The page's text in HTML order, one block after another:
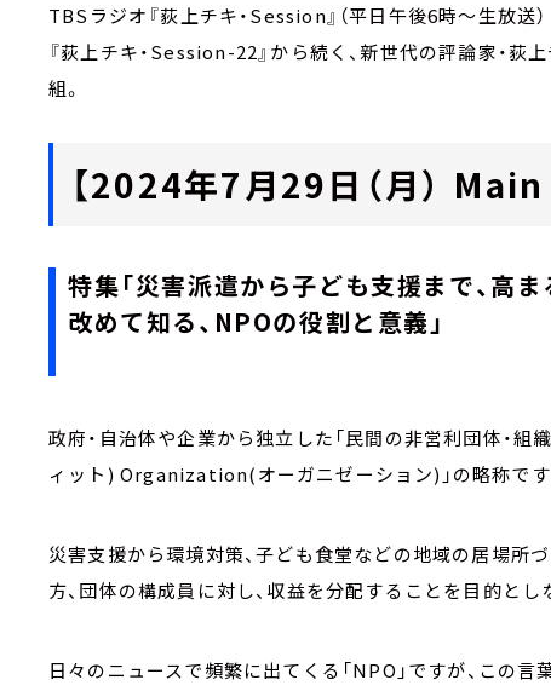
TBSラジオ『荻上チキ・Session』（平日午後6時～生放送
『荻上チキ・Session-22』から続く、新世代の評論家・
組。
【2024年7月29日（月）
特集「災害派遣から子ども支援まで、高
改めて知る、NPOの役割と意義」
政府・自治体や企業から独立した「民間の非営利団体・
ィット) Organization(オーガニゼーション)」の略称です
災害支援から環境対策、子ども食堂などの地域の居場所
方、団体の構成員に対し、収益を分配することを目的とし
日々のニュースで頻繁に出てくる「NPO」ですが、この